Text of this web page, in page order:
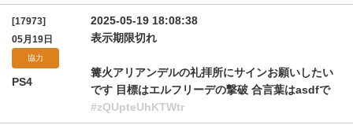
[17973]
05月19日
協力
PS4
2025-05-19 18:08:38
表示期限切れ
篝火アリアンデルの礼拝所にサインお願いしたい
です 目標はエルフリーデの撃破 合言葉はasdfで
#zQUpteUhKTWtr